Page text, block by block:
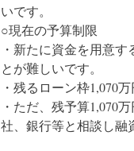
いです。
○現在の予算制限
・新たに資金を用意
とが難しいです。
・残るローン枠1,070
・ただ、残予算1,070
社、銀行等と相談し融